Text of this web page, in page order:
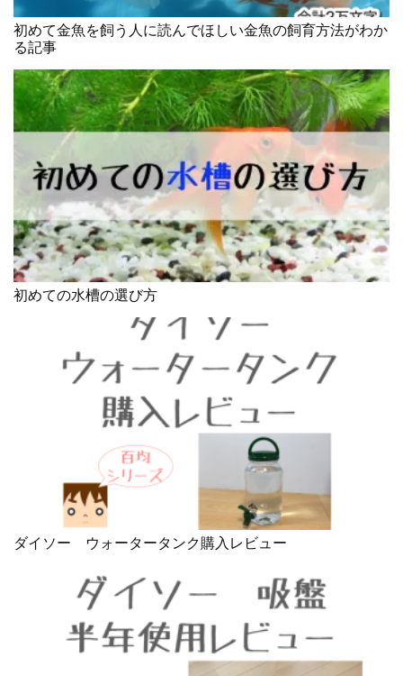
初めて金魚を飼う人に読んでほしい金魚の飼育方法がわか
る記事
初めての水槽の選び方
ダイソー ウォータータンク購入レビュー